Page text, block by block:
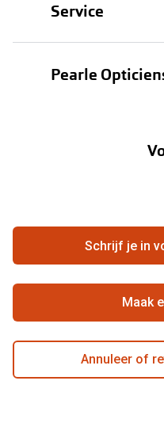
Service
Hier de
Pearle
Beste winkelketen
Schrijf je in
Maak
Annuleer of